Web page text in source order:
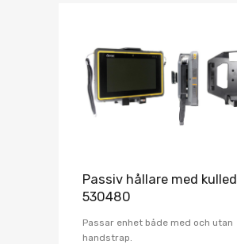
Passiv hållare med kulled
530480
Passar enhet både med och utan
handstrap.